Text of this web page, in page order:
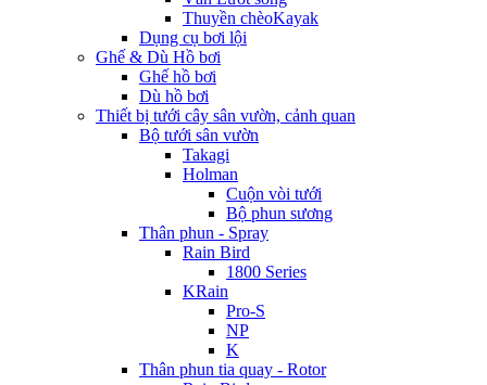
Thuyền chèoKayak
Dụng cụ bơi lội
Ghế & Dù Hồ bơi
Ghế hồ bơi
Dù hồ bơi
Thiết bị tưới cây sân vườn, cảnh quan
Bộ tưới sân vườn
Takagi
Holman
Cuộn vòi tưới
Bộ phun sương
Thân phun - Spray
Rain Bird
1800 Series
KRain
Pro-S
NP
K
Thân phun tia quay - Rotor